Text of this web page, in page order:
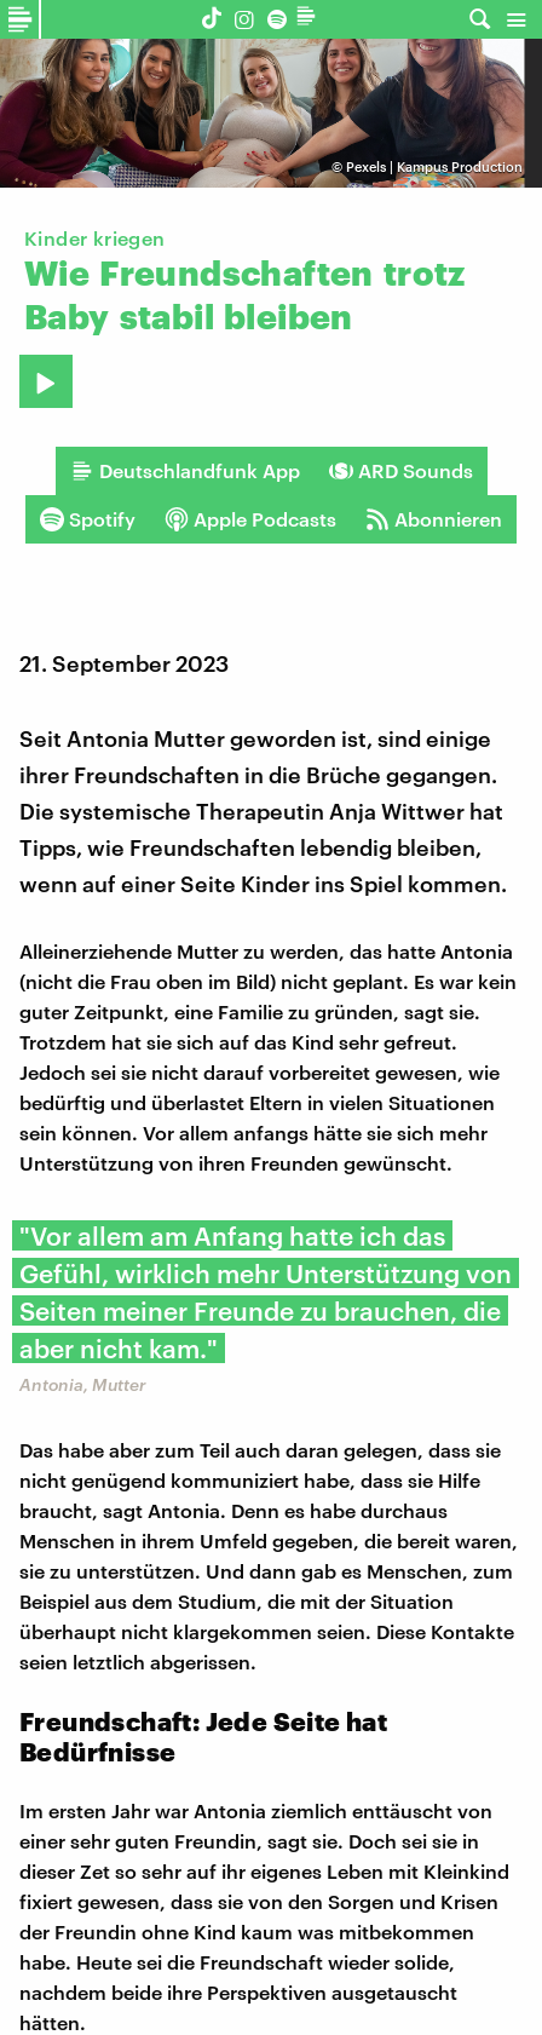
© Pexels | Kampus Production
Kinder kriegen
Wie Freundschaften trotz
Baby stabil bleiben
Deutschlandfunk App ARD Sounds
Spotify Apple Podcasts Abonnieren
21. September 2023
Seit Antonia Mutter geworden ist, sind einige
ihrer Freundschaften in die Brüche gegangen.
Die systemische Therapeutin Anja Wittwer hat
Tipps, wie Freundschaften lebendig bleiben,
wenn auf einer Seite Kinder ins Spiel kommen.
Alleinerziehende Mutter zu werden, das hatte Antonia
(nicht die Frau oben im Bild) nicht geplant. Es war kein
guter Zeitpunkt, eine Familie zu gründen, sagt sie.
Trotzdem hat sie sich auf das Kind sehr gefreut.
Jedoch sei sie nicht darauf vorbereitet gewesen, wie
bedürftig und überlastet Eltern in vielen Situationen
sein können. Vor allem anfangs hätte sie sich mehr
Unterstützung von ihren Freunden gewünscht.
"Vor allem am Anfang hatte ich das
Gefühl, wirklich mehr Unterstützung von
Seiten meiner Freunde zu brauchen, die
aber nicht kam."
Antonia, Mutter
Das habe aber zum Teil auch daran gelegen, dass sie
nicht genügend kommuniziert habe, dass sie Hilfe
braucht, sagt Antonia. Denn es habe durchaus
Menschen in ihrem Umfeld gegeben, die bereit waren,
sie zu unterstützen. Und dann gab es Menschen, zum
Beispiel aus dem Studium, die mit der Situation
überhaupt nicht klargekommen seien. Diese Kontakte
seien letztlich abgerissen.
Freundschaft: Jede Seite hat
Bedürfnisse
Im ersten Jahr war Antonia ziemlich enttäuscht von
einer sehr guten Freundin, sagt sie. Doch sei sie in
dieser Zet so sehr auf ihr eigenes Leben mit Kleinkind
fixiert gewesen, dass sie von den Sorgen und Krisen
der Freundin ohne Kind kaum was mitbekommen
habe. Heute sei die Freundschaft wieder solide,
nachdem beide ihre Perspektiven ausgetauscht
hätten.